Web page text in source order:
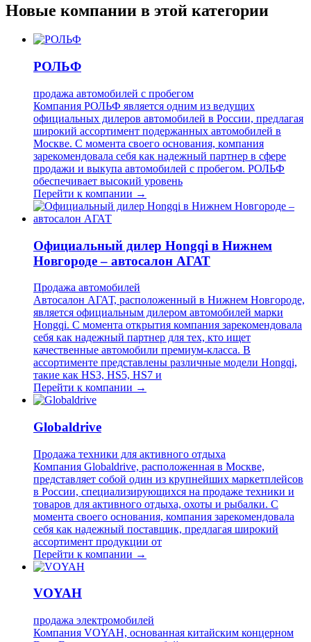
Новые компании в этой категории
РОЛЬФ
продажа автомобилей с пробегом
Компания РОЛЬФ является одним из ведущих
официальных дилеров автомобилей в России, предлагая
широкий ассортимент подержанных автомобилей в
Москве. С момента своего основания, компания
зарекомендовала себя как надежный партнер в сфере
продажи и выкупа автомобилей с пробегом. РОЛЬФ
обеспечивает высокий уровень
Перейти к компании →
Официальный дилер Hongqi в Нижнем
Новгороде – автосалон АГАТ
Продажа автомобилей
Автосалон АГАТ, расположенный в Нижнем Новгороде,
является официальным дилером автомобилей марки
Hongqi. С момента открытия компания зарекомендовала
себя как надежный партнер для тех, кто ищет
качественные автомобили премиум-класса. В
ассортименте представлены различные модели Hongqi,
такие как HS3, HS5, HS7 и
Перейти к компании →
Globaldrive
Продажа техники для активного отдыха
Компания Globaldrive, расположенная в Москве,
представляет собой один из крупнейших маркетплейсов
в России, специализирующихся на продаже техники и
товаров для активного отдыха, охоты и рыбалки. С
момента своего основания, компания зарекомендовала
себя как надежный поставщик, предлагая широкий
ассортимент продукции от
Перейти к компании →
VOYAH
продажа электромобилей
Компания VOYAH, основанная китайским концерном